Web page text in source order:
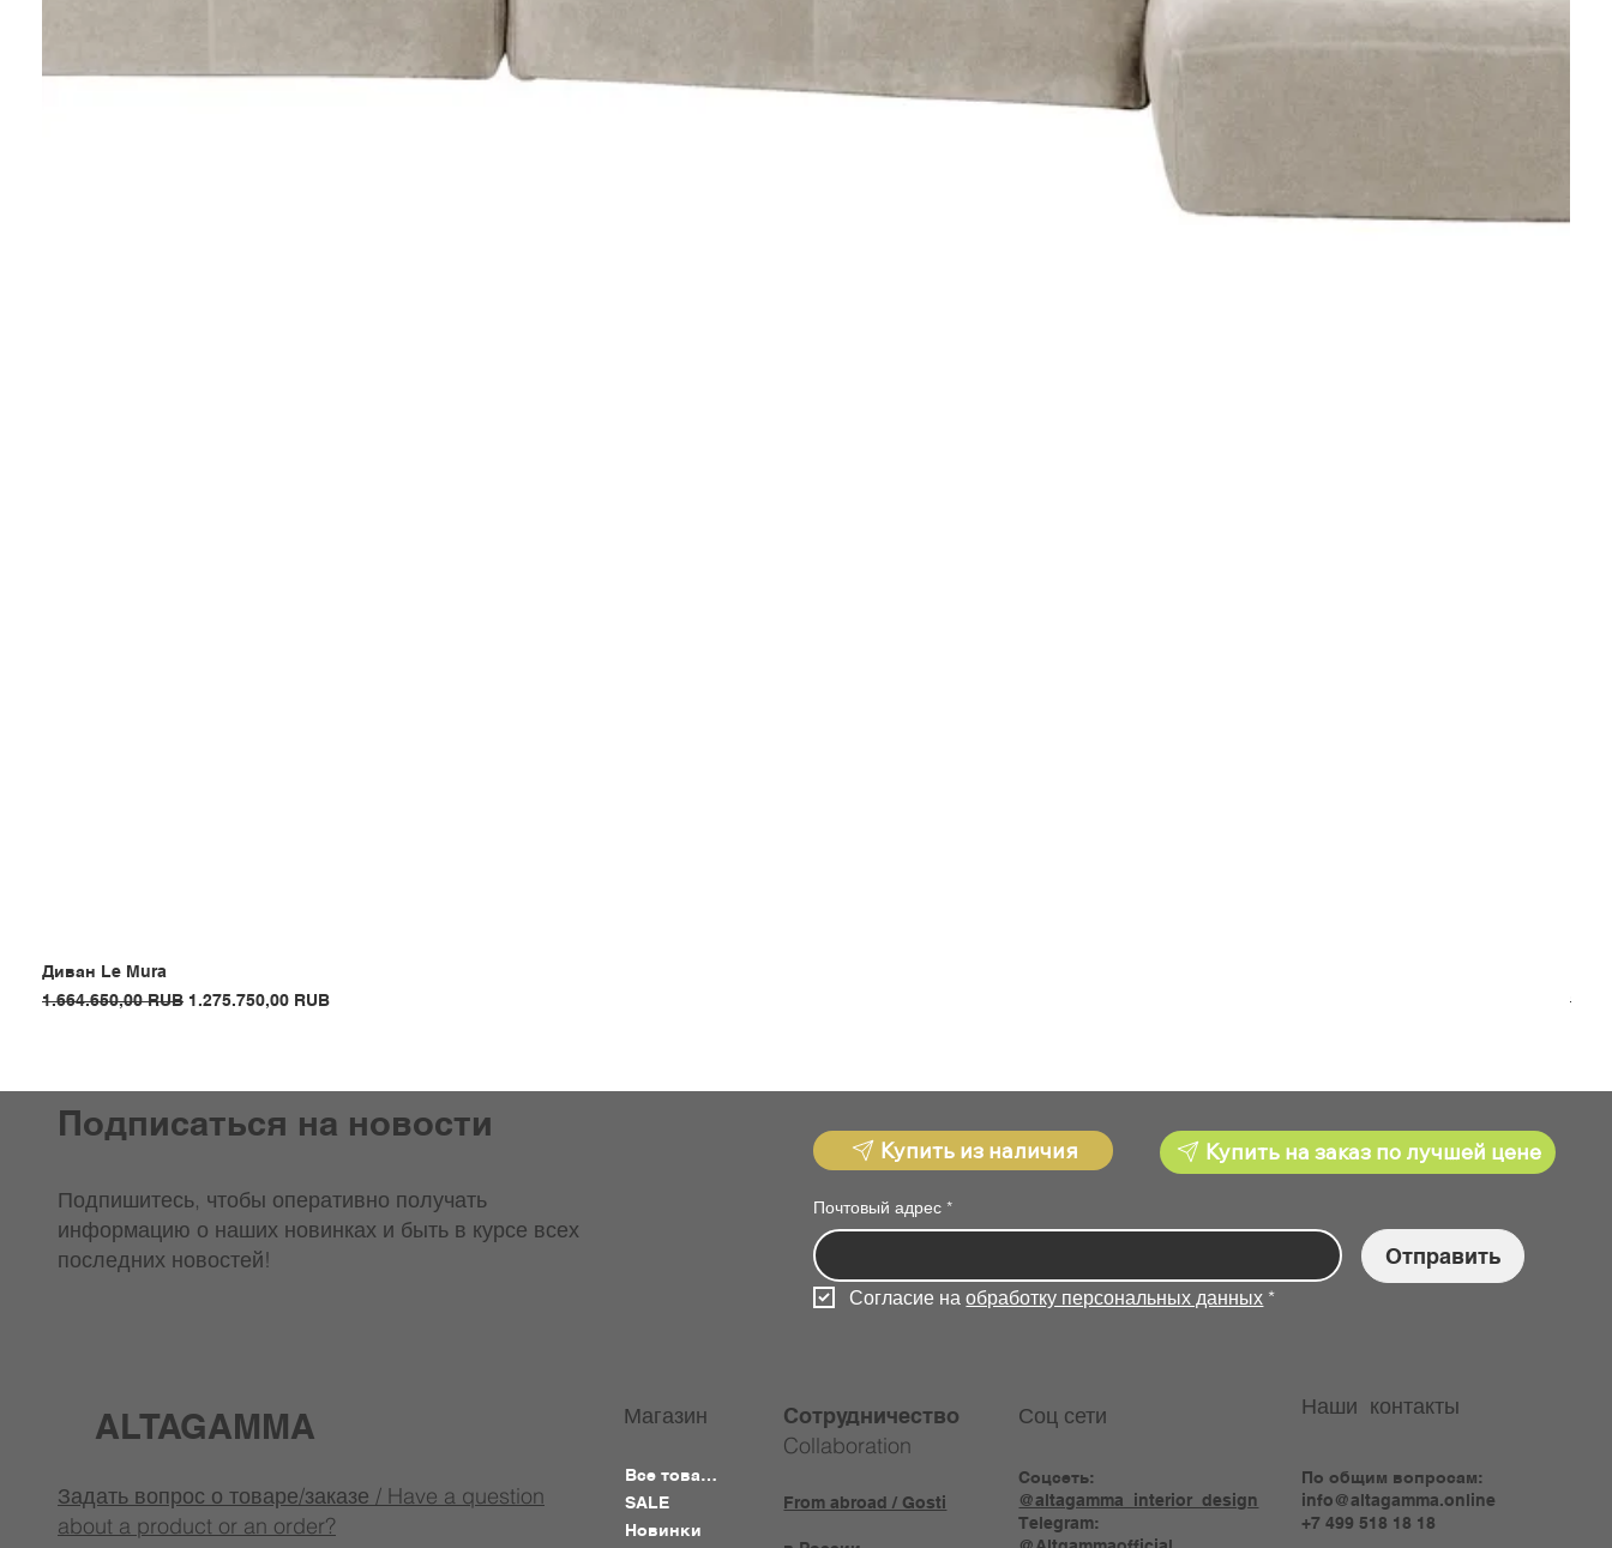
Диван Le Mura
Обычная цена
1.664.650,00 RUB Цена со скидкой
1.275.750,00 RUB
Подписаться на новости
Подпишитесь, чтобы оперативно получать
информацию о наших новинках и быть в курсе всех
последних новостей!
Почтовый адрес *
Отправить
Согласие на обработку персональных данных *
Купить из наличия Купить на заказ по лучшей цене
ALTAGAMMA
Задать вопрос о товаре/заказе / Have a question
about a product or an order?
Сотрудничество
Collaboration
From abroad / Gosti
Наши контакты
По общим вопросам:
info@altagamma.online
+7 499 518 18 18
Магазин
Все товары
SALE
Новинки
Соц сети
Соцсеть:
@altagamma_interior_design
Telegram: